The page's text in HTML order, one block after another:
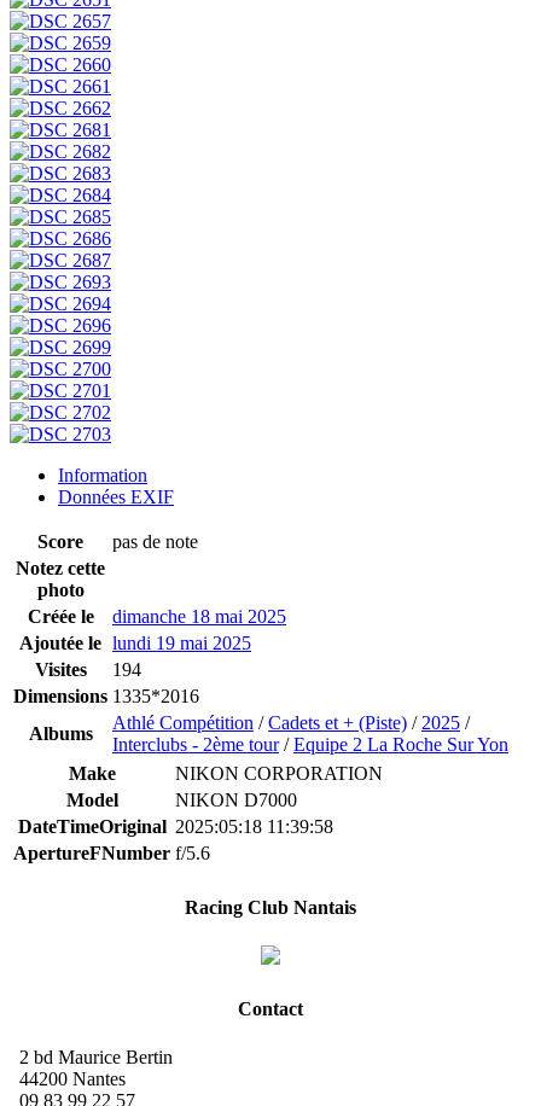
Information
Données EXIF
Score
pas de note
Notez cette
photo
Créée le
dimanche 18 mai 2025
Ajoutée le lundi 19 mai 2025
Visites
194
Dimensions 1335*2016
Albums
Athlé Compétition /Cadets et + (Piste) / 2025 /
Interclubs - 2ème tour/Equipe 2 La Roche Sur Yon
Make
NIKON CORPORATION
Model
NIKON D7000
DateTimeOriginal 2025:05:18 11:39:58
ApertureFNumber f/5.6
Racing Club Nantais
Contact
2 bd Maurice Bertin
44200 Nantes
09 83 99 22 57